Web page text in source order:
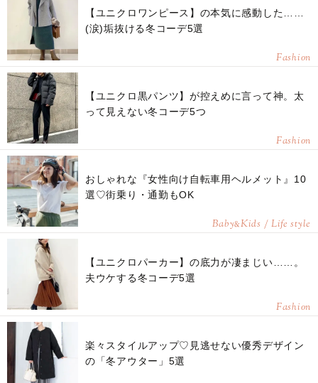
【ユニクロワンピース】の本気に感動した……
(涙)垢抜ける冬コーデ5選
Fashion
【ユニクロ黒パンツ】が控えめに言って神。太
って見えない冬コーデ5つ
Fashion
おしゃれな『女性向け自転車用ヘルメット』10
選♡街乗り・通勤もOK
Baby&Kids / Life style
【ユニクロパーカー】の底力が凄まじい……。
夫ウケする冬コーデ5選
Fashion
楽々スタイルアップ♡見逃せない優秀デザイン
の「冬アウター」5選